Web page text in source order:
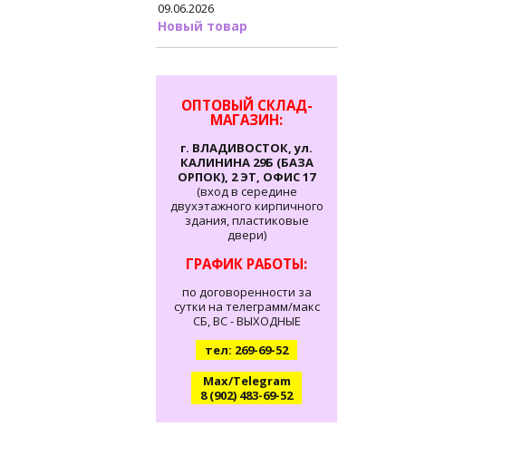
09.06.2026
Новый товар
ОПТОВЫЙ СКЛАД-
МАГАЗИН:
г. ВЛАДИВОСТОК, ул.
КАЛИНИНА 29Б (БАЗА
ОРПОК), 2 ЭТ, ОФИС 17
(вход в середине
двухэтажного кирпичного
здания, пластиковые
двери)
ГРАФИК РАБОТЫ:
по договоренности за
сутки на телеграмм/макс
СБ, ВС - ВЫХОДНЫЕ
тел: 269-69-52
Max/Telegram
8 (902) 483-69-52